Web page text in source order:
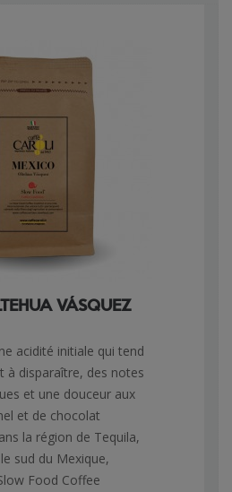
VÁSQUEZ
acidité initiale qui tend
à disparaître, des notes
et une douceur aux
et de chocolat
la région de Tequila,
sud du Mexique,
Food Coffee